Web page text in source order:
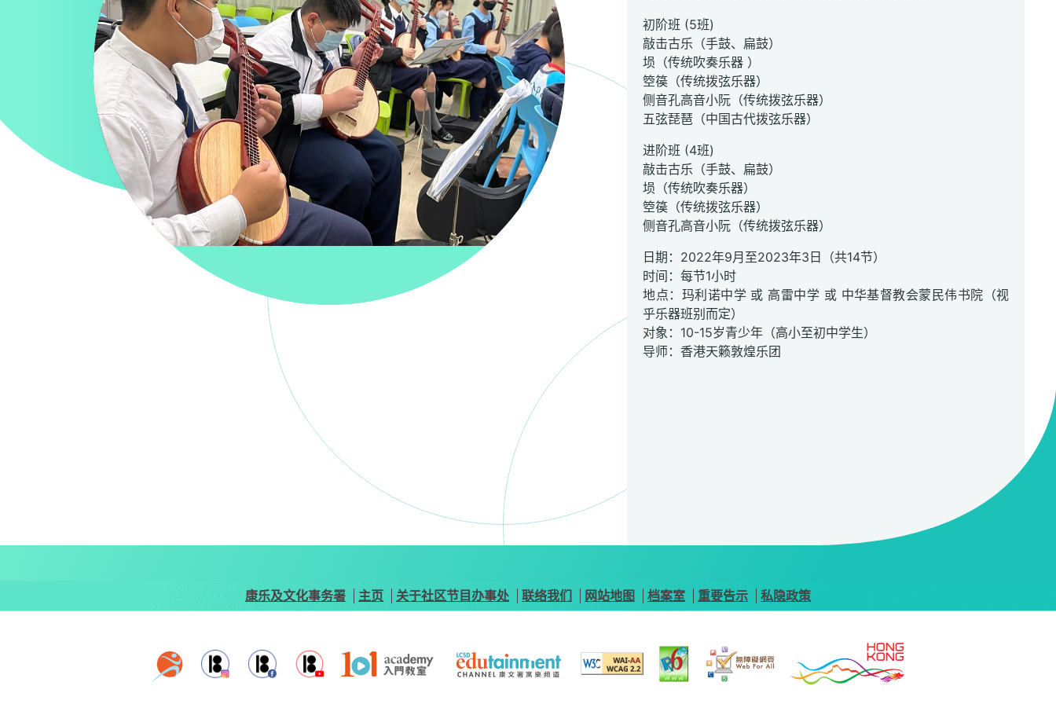
初阶班 (5班)
敲击古乐（手鼓、扁鼓）
埙（传统吹奏乐器 ）
箜篌（传统拨弦乐器）
侧音孔高音小阮（传统拨弦乐器）
五弦琵琶（中国古代拨弦乐器）
进阶班 (4班)
敲击古乐（手鼓、扁鼓）
埙（传统吹奏乐器）
箜篌（传统拨弦乐器）
侧音孔高音小阮（传统拨弦乐器）
日期：2022年9月至2023年3日（共14节）
时间：每节1小时
地点：玛利诺中学 或 高雷中学 或 中华基督教会蒙民伟书院（视
乎乐器班别而定）
对象：10-15岁青少年（高小至初中学生）
导师：香港天籁敦煌乐团
康乐及文化事务署 主页 关于社区节目办事处 联络我们 网站地图 档案室 重要告示 私隐政策